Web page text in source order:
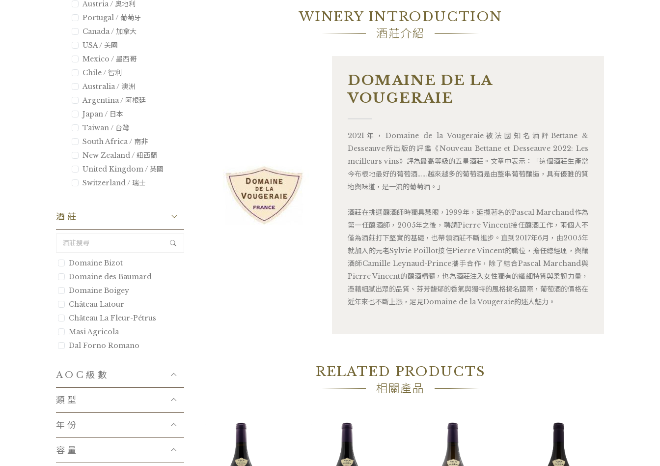
Austria / 奧地利
Portugal / 葡萄牙
Canada / 加拿大
USA / 美國
Mexico / 墨西哥
Chile / 智利
Australia / 澳洲
Argentina / 阿根廷
Japan / 日本
Taiwan / 台灣
South Africa / 南非
New Zealand / 紐西蘭
United Kingdom / 英國
Switzerland / 瑞士
酒莊
Domaine Bizot
Domaine des Baumard
Domaine Boigey
Château Latour
Château La Fleur-Pétrus
Masi Agricola
Dal Forno Romano
Tenuta Luce
Castello d′Albola
Domaine Combier
Domaine Anita
Kei Shiogai
Brion
AOC級數
類型
年份
容量
WINERY INTRODUCTION
酒莊介紹
DOMAINE DE LA
VOUGERAIE
2021年，Domaine de la Vougeraie被法國知名酒評Bettane &
Desseauve所出版的評鑑《Nouveau Bettane et Desseauve 2022: Les
meilleurs vins》評為最高等級的五星酒莊。文章中表示：「這個酒莊生產當
今布根地最好的葡萄酒……越來越多的葡萄酒是由整串葡萄釀造，具有優雅的質
地與味道，是一流的葡萄酒。」
酒莊在挑選釀酒師時獨具慧眼，1999年，延攬著名的Pascal Marchand作為
第一任釀酒師，2005年之後，聘請Pierre Vincent接任釀酒工作，兩個人不
僅為酒莊打下堅實的基礎，也帶領酒莊不斷進步。直到2017年6月，由2005年
就加入的元老Sylvie Poillot接任Pierre Vincent的職位，擔任總經理，與釀
酒師Camille Leynaud-Prince攜手合作，除了結合Pascal Marchand與
Pierre Vincent的釀酒精髓，也為酒莊注入女性獨有的纖細特質與柔韌力量，
憑藉細膩出眾的品質、芬芳馥郁的香氣與獨特的風格揚名國際，葡萄酒的價格在
近年來也不斷上漲，足見Domaine de la Vougeraie的迷人魅力。
RELATED PRODUCTS
相關產品